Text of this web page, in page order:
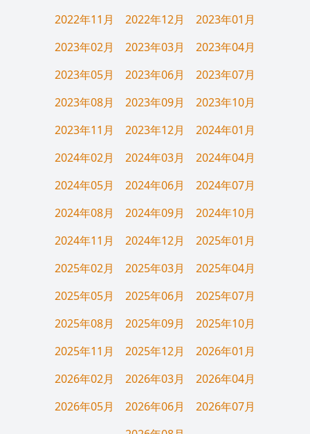
2022年11月
2022年12月
2023年01月
2023年02月
2023年03月
2023年04月
2023年05月
2023年06月
2023年07月
2023年08月
2023年09月
2023年10月
2023年11月
2023年12月
2024年01月
2024年02月
2024年03月
2024年04月
2024年05月
2024年06月
2024年07月
2024年08月
2024年09月
2024年10月
2024年11月
2024年12月
2025年01月
2025年02月
2025年03月
2025年04月
2025年05月
2025年06月
2025年07月
2025年08月
2025年09月
2025年10月
2025年11月
2025年12月
2026年01月
2026年02月
2026年03月
2026年04月
2026年05月
2026年06月
2026年07月